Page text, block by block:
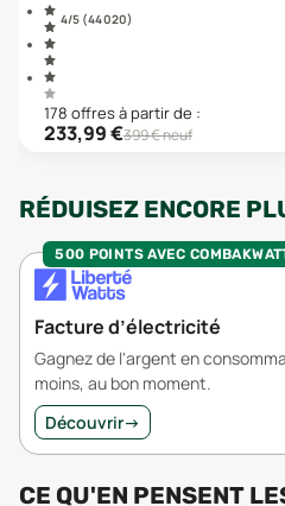
4/5 (44 020)
178 offresà partir de :
233,99€399€ neuf
RÉDUISEZ ENCORE
500 POINTS AVEC
Facture d’électricité
Gagnez de l'argent en
moins, au bon moment.
Découvrir→
CE QU'EN PENSENT